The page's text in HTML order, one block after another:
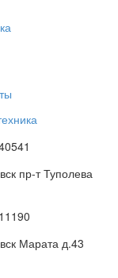
пр-т Туполева
Марата д.43